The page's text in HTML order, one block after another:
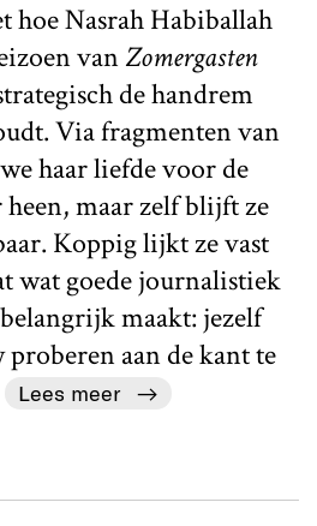
hoe Nasrah Habiballah
vanZomergasten
de handrem
Via fragmenten van
haar liefde voor de
maar zelf blijft ze
Koppig lijkt ze vast
wat goede journalistiek
maakt: jezelf
aan de kant te
Lees meer